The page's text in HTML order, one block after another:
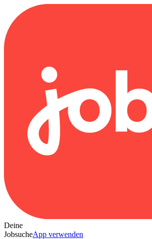
Deine
JobsucheApp verwenden